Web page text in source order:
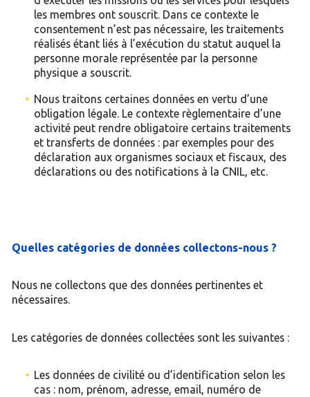
les membres ont souscrit. Dans ce contexte le
consentement n’est pas nécessaire, les traitements
réalisés étant liés à l’exécution du statut auquel la
personne morale représentée par la personne
physique a souscrit.
Nous traitons certaines données en vertu d’une
obligation légale. Le contexte règlementaire d’une
activité peut rendre obligatoire certains traitements
et transferts de données : par exemples pour des
déclaration aux organismes sociaux et fiscaux, des
déclarations ou des notifications à la CNIL, etc.
Quelles catégories de données collectons-nous ?
Nous ne collectons que des données pertinentes et
nécessaires.
Les catégories de données collectées sont les suivantes :
Les données de civilité ou d’identification selon les
cas : nom, prénom, adresse, email, numéro de